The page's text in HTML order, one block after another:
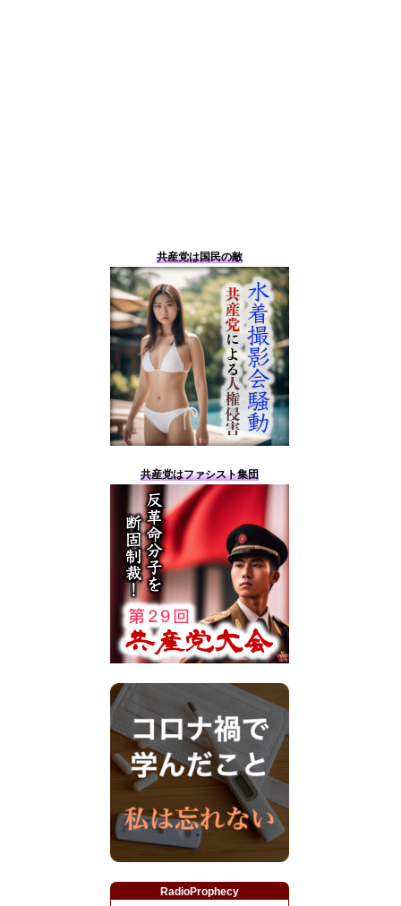
共産党は国民の敵
共産党はファシスト集団